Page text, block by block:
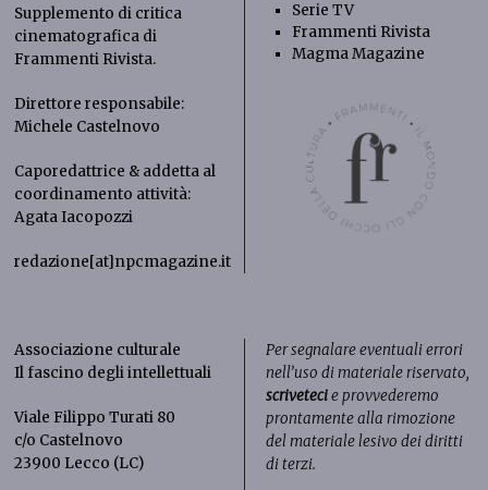
Supplemento di critica
cinematografica di
Frammenti Rivista.
Direttore responsabile:
Michele Castelnovo
Caporedattrice & addetta al
coordinamento attività:
Agata Iacopozzi
redazione[at]npcmagazine.it
Serie TV
Frammenti Rivista
Magma Magazine
Associazione culturale
Il fascino degli intellettuali
Viale Filippo Turati 80
c/o Castelnovo
23900 Lecco (LC)
Per segnalare eventuali errori
nell’uso di materiale riservato,
scrivetecie provvederemo
prontamente alla rimozione
del materiale lesivo dei diritti
di terzi.